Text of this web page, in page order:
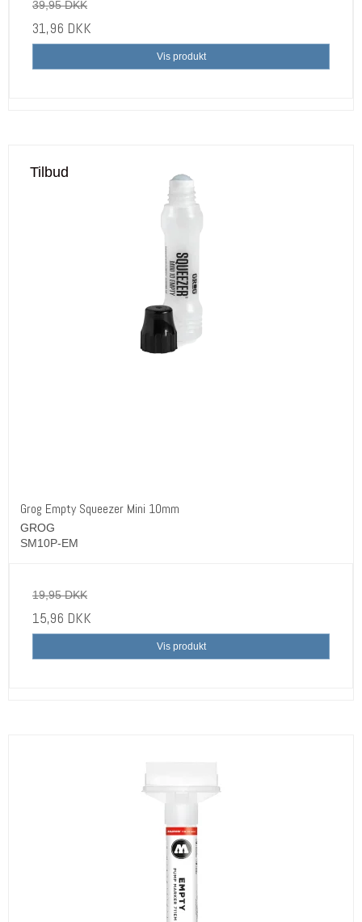
39,95 DKK
31,96 DKK
Vis produkt
Tilbud
Grog Empty Squeezer Mini 10mm
GROG
SM10P-EM
19,95 DKK
15,96 DKK
Vis produkt